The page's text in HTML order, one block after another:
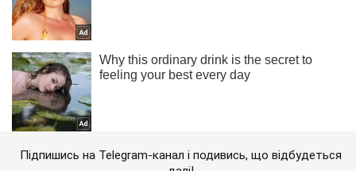
Підпишись на Telegram-канал і подивись, що відбудеться